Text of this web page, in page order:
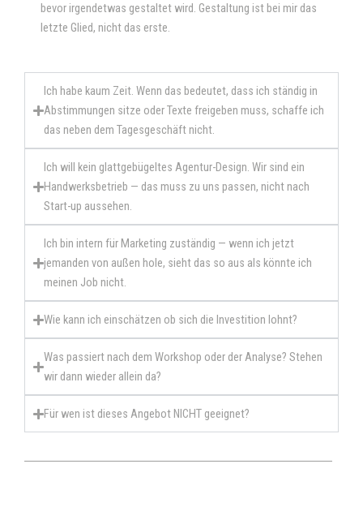
bevor irgendetwas gestaltet wird. Gestaltung ist bei mir das
letzte Glied, nicht das erste.
Ich habe kaum Zeit. Wenn das bedeutet, dass ich ständig in
Abstimmungen sitze oder Texte freigeben muss, schaffe ich
das neben dem Tagesgeschäft nicht.
Ich will kein glattgebügeltes Agentur-Design. Wir sind ein
Handwerksbetrieb — das muss zu uns passen, nicht nach
Start-up aussehen.
Ich bin intern für Marketing zuständig — wenn ich jetzt
jemanden von außen hole, sieht das so aus als könnte ich
meinen Job nicht.
Wie kann ich einschätzen ob sich die Investition lohnt?
Was passiert nach dem Workshop oder der Analyse? Stehen
wir dann wieder allein da?
Für wen ist dieses Angebot NICHT geeignet?